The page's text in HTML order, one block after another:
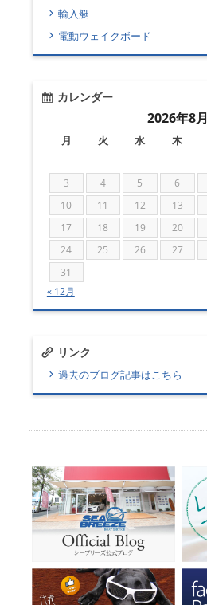
輸入艇
電動ウェイクボード
カレンダー
2026年8月
月 火 水 木
3
4 5 6
10
11 12 13
17
18 19 20
24
25 26 27
31
« 12月
リンク
過去のブログ記事はこちら